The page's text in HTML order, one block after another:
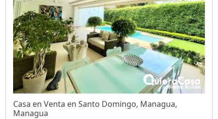
Casa en Venta en Santo Domingo, Managua,
Managua